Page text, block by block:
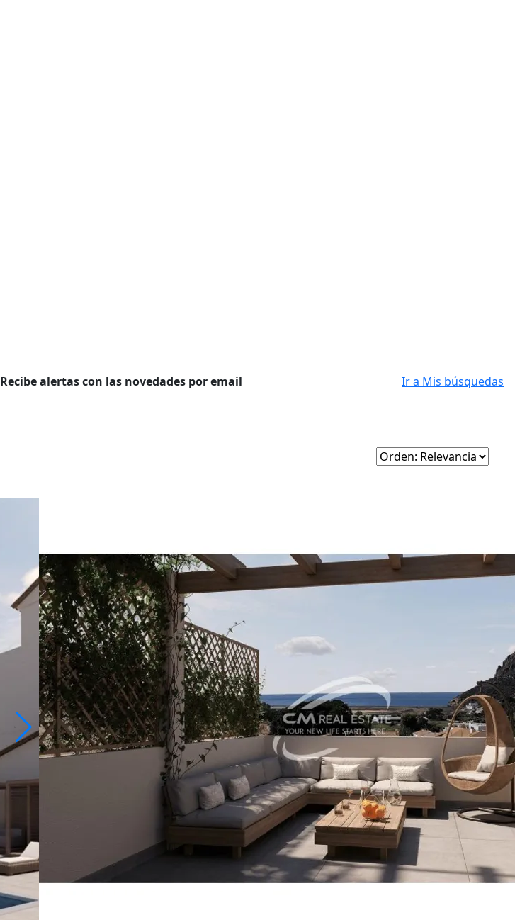
Recibe alertas con las novedades por email Ir a Mis búsquedas